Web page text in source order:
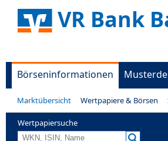
VR Bank
Börseninformationen
Marktübersicht Wertpapiere & Börsen
Wertpapiersuche